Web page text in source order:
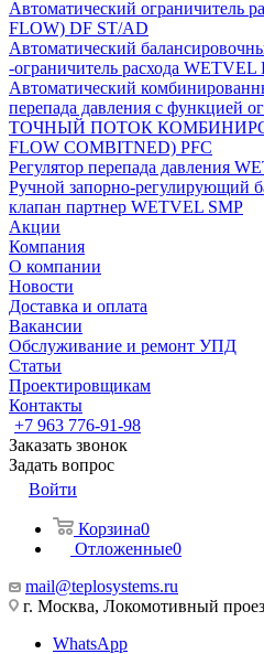
Автоматический ограничитель
FLOW) DF ST/AD
Автоматический
-ограничитель расхода WETVEL
Автоматический
перепада давления с функцией
ТОЧНЫЙ ПОТОК
FLOW COMBIТNED) PFC
Регулятор перепада давления
Ручной запорно-регулирующий
клапан партнер WETVEL SMP
Акции
Компания
О компании
Новости
Доставка и оплата
Вакансии
Обслуживание и ремонт УПД
Статьи
Проектировщикам
Контакты
+7 963 776-91-98
Заказать звонок
Задать вопрос
Войти
Корзина0
Отложенные0
mail@teplosystems.ru
г. Москва, Локомотивный
WhatsApp